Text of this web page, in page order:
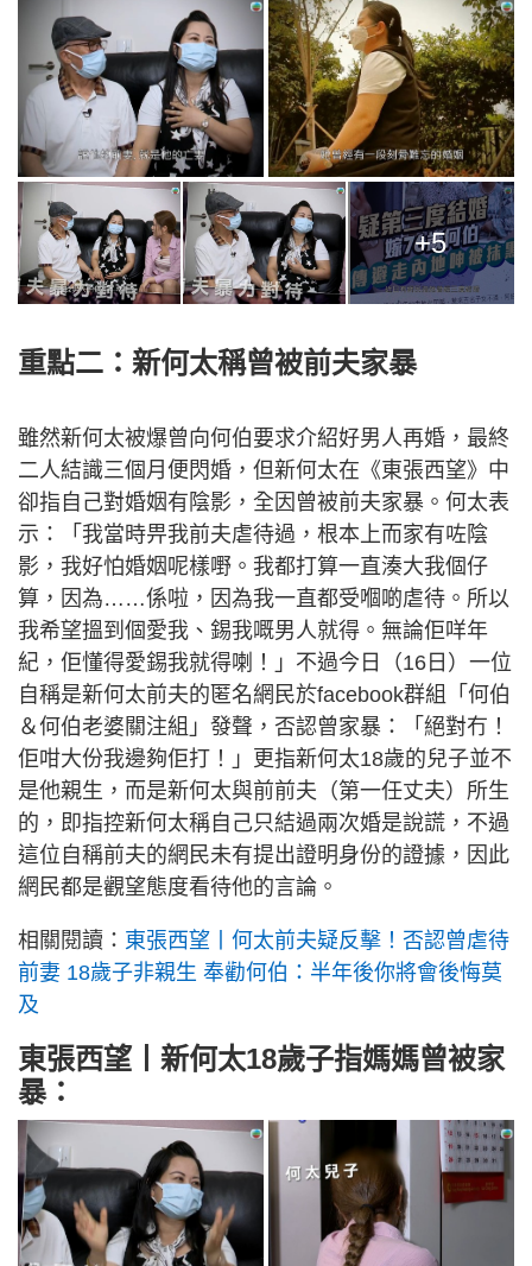
+5
重點二：新何太稱曾被前夫家暴
雖然新何太被爆曾向何伯要求介紹好男人再婚，最終
二人結識三個月便閃婚，但新何太在《東張西望》中
卻指自己對婚姻有陰影，全因曾被前夫家暴。何太表
示：「我當時畀我前夫虐待過，根本上而家有咗陰
影，我好怕婚姻呢樣嘢。我都打算一直湊大我個仔
算，因為……係啦，因為我一直都受嗰啲虐待。所以
我希望搵到個愛我、錫我嘅男人就得。無論佢咩年
紀，佢懂得愛錫我就得喇！」不過今日（16日）一位
自稱是新何太前夫的匿名網民於facebook群組「何伯
＆何伯老婆關注組」發聲，否認曾家暴：「絕對冇！
佢咁大份我邊夠佢打！」更指新何太18歲的兒子並不
是他親生，而是新何太與前前夫（第一任丈夫）所生
的，即指控新何太稱自己只結過兩次婚是說謊，不過
這位自稱前夫的網民未有提出證明身份的證據，因此
網民都是觀望態度看待他的言論。
相關閱讀： 東張西望丨何太前夫疑反擊！否認曾虐待
前妻 18歲子非親生 奉勸何伯：半年後你將會後悔莫
及
東張西望丨新何太18歲子指媽媽曾被家
暴：